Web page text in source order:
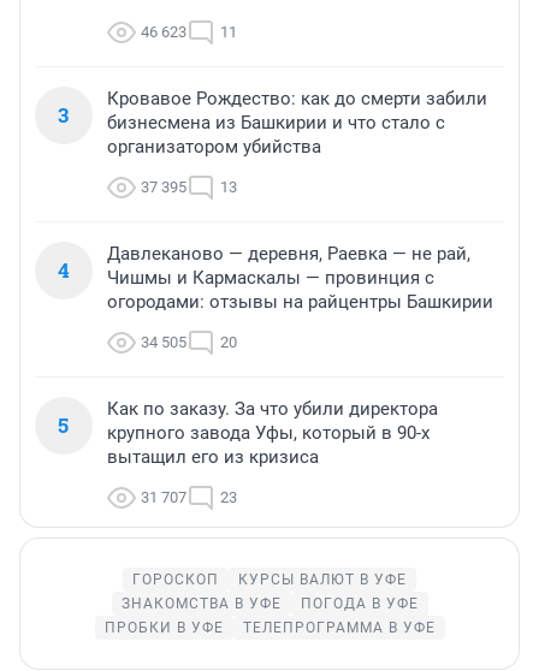
46 623 11
3
Кровавое Рождество: как до смерти забили
бизнесмена из Башкирии и что стало с
организатором убийства
37 395 13
4
Давлеканово — деревня, Раевка — не рай,
Чишмы и Кармаскалы — провинция с
огородами: отзывы на райцентры Башкирии
34 505 20
5
Как по заказу. За что убили директора
крупного завода Уфы, который в 90-х
вытащил его из кризиса
31 707 23
ГОРОСКОП
КУРСЫ ВАЛЮТ В УФЕ
ЗНАКОМСТВА В УФЕ
ПОГОДА В УФЕ
ПРОБКИ В УФЕ
ТЕЛЕПРОГРАММА В УФЕ